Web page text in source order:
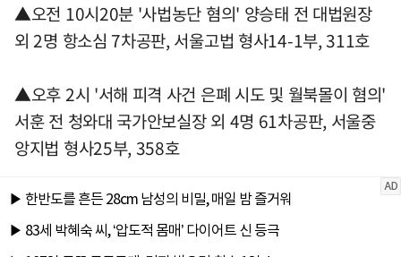
▲오전 10시20분 '사법농단 혐의' 양승태 전 대법원장
외 2명 항소심 7차공판, 서울고법 형사14-1부, 311호
▲오후 2시 '서해 피격 사건 은폐 시도 및 월북몰이 혐의'
서훈 전 청와대 국가안보실장 외 4명 61차공판, 서울중
앙지법 형사25부, 358호